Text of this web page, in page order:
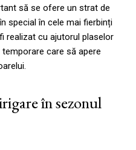
să se ofere un strat de
special în cele mai fierbinți
realizat cu ajutorul plaselor
care să apere
în sezonul